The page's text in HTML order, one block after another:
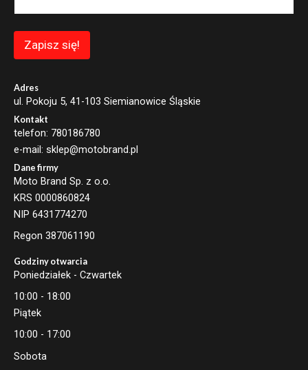
E
l
Zapisz się!
Adres
ul. Pokoju 5, 41-103 Siemianowice Śląskie
Kontakt
telefon: 780186780
e-mail: sklep@motobrand.pl
Dane firmy
Moto Brand Sp. z o.o.
KRS 0000860824
NIP 6431774270
Regon 387061190
Godziny otwarcia
Poniedziałek - Czwartek
10:00 - 18:00
Piątek
10:00 - 17:00
Sobota